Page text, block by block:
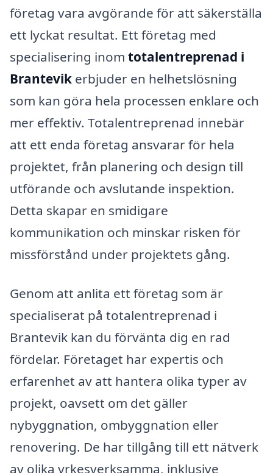
företag vara avgörande för att säkerställa
ett lyckat resultat. Ett företag med
specialisering inom totalentreprenad i
Brantevik erbjuder en helhetslösning
som kan göra hela processen enklare och
mer effektiv. Totalentreprenad innebär
att ett enda företag ansvarar för hela
projektet, från planering och design till
utförande och avslutande inspektion.
Detta skapar en smidigare
kommunikation och minskar risken för
missförstånd under projektets gång.
Genom att anlita ett företag som är
specialiserat på totalentreprenad i
Brantevik kan du förvänta dig en rad
fördelar. Företaget har expertis och
erfarenhet av att hantera olika typer av
projekt, oavsett om det gäller
nybyggnation, ombyggnation eller
renovering. De har tillgång till ett nätverk
av olika yrkesverksamma, inklusive